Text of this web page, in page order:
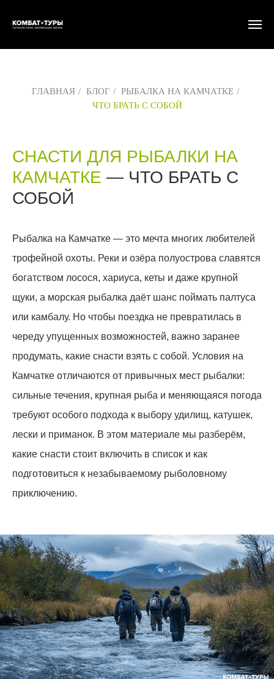
ГЛАВНАЯ / БЛОГ / РЫБАЛКА НА КАМЧАТКЕ /
ЧТО БРАТЬ С СОБОЙ
СНАСТИ ДЛЯ РЫБАЛКИ НА
КАМЧАТКЕ — ЧТО БРАТЬ С
СОБОЙ
Рыбалка на Камчатке — это мечта многих любителей
трофейной охоты. Реки и озёра полуострова славятся
богатством лосося, хариуса, кеты и даже крупной
щуки, а морская рыбалка даёт шанс поймать палтуса
или камбалу. Но чтобы поездка не превратилась в
череду упущенных возможностей, важно заранее
продумать, какие снасти взять с собой. Условия на
Камчатке отличаются от привычных мест рыбалки:
сильные течения, крупная рыба и меняющаяся погода
требуют особого подхода к выбору удилищ, катушек,
лески и приманок. В этом материале мы разберём,
какие снасти стоит включить в список и как
подготовиться к незабываемому рыболовному
приключению.